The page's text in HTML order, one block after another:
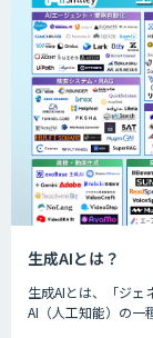
生成AIとは？
生成AIとは、「ジェ
AI（人工知能）の一